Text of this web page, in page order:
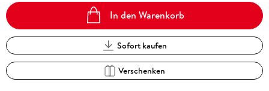
In den Warenkorb
Sofort kaufen
Verschenken